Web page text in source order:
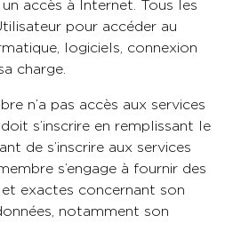
accès à Internet. Tous les
pour accéder au
logiciels, connexion
charge.
n’a pas accès aux services
s’inscrire en remplissant le
de s’inscrire aux services
s’engage à fournir des
exactes concernant son
notamment son